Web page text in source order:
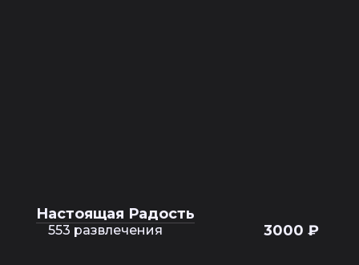
Настоящая Радость
553 развлечения 3000 ₽